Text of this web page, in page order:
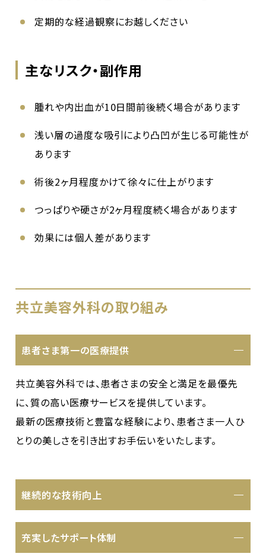
定期的な経過観察にお越しください
主なリスク・副作用
腫れや内出血が10日間前後続く場合があります
浅い層の過度な吸引により凸凹が生じる可能性が
あります
術後2ヶ月程度かけて徐々に仕上がります
つっぱりや硬さが2ヶ月程度続く場合があります
効果には個人差があります
共立美容外科の取り組み
患者さま第一の医療提供
共立美容外科では、患者さまの安全と満足を最優先
に、質の高い医療サービスを提供しています。
最新の医療技術と豊富な経験により、患者さま一人ひ
とりの美しさを引き出すお手伝いをいたします。
継続的な技術向上
充実したサポート体制